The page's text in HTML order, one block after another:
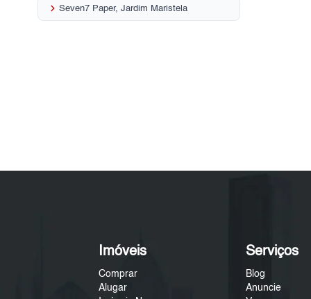
keyboard_arrow_right Seven7 Paper, Jardim Maristela
Imóveis
Comprar
Alugar
Serviços
Blog
Anuncie